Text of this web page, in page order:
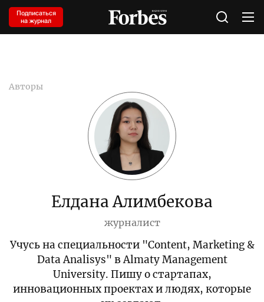
Подписаться
на журнал
Авторы
Елдана Алимбекова
журналист
Учусь на специальности "Content, Marketing &
Data Analisys" в Almaty Management
University. Пишу о стартапах,
инновационных проектах и людях, которые